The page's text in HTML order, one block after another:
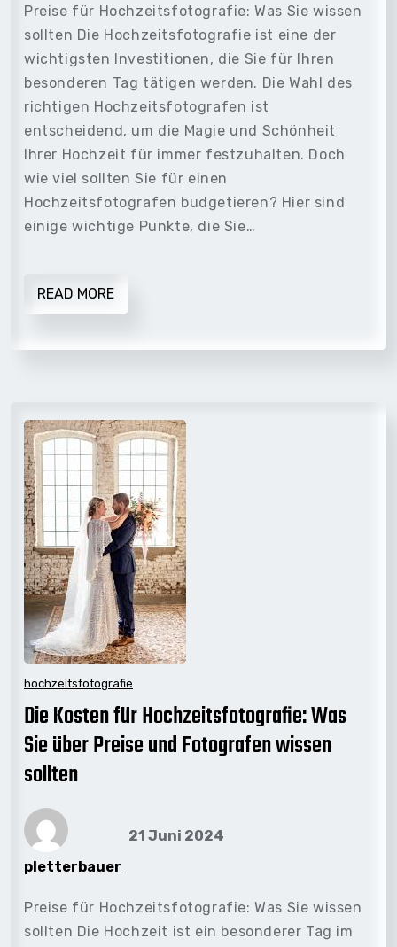
Preise für Hochzeitsfotografie: Was Sie wissen
sollten Die Hochzeitsfotografie ist eine der
wichtigsten Investitionen, die Sie für Ihren
besonderen Tag tätigen werden. Die Wahl des
richtigen Hochzeitsfotografen ist
entscheidend, um die Magie und Schönheit
Ihrer Hochzeit für immer festzuhalten. Doch
wie viel sollten Sie für einen
Hochzeitsfotografen budgetieren? Hier sind
einige wichtige Punkte, die Sie…
READ MORE
hochzeitsfotografie
Die Kosten für Hochzeitsfotografie: Was
Sie über Preise und Fotografen wissen
sollten
pletterbauer
21 Juni 2024
Preise für Hochzeitsfotografie: Was Sie wissen
sollten Die Hochzeit ist ein besonderer Tag im